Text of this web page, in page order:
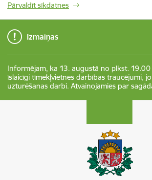
Pārvaldīt sīkdatnes
Izmaiņas
Informējam, ka 13. augustā no plkst. 19.00
īslaicīgi tīmekļvietnes darbības traucējumi,
uzturēšanas darbi. Atvainojamies par